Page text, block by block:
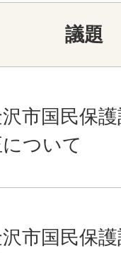
議題
市国民保
ついて
市国民保